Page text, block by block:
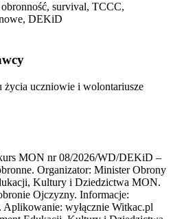
survival, TCCC,
DEKiD
życia uczniowie i wolontariusze
MON nr 08/2026/WD/DEKiD –
Organizator: Minister Obrony
Kultury i Dziedzictwa MON.
Ojczyzny. Informacje:
wyłącznie Witkac.pl